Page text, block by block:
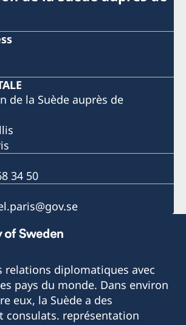
de la Suède auprès de
34 50
relations diplomatiques avec
pays du monde. Dans environ
eux, la Suède a des
consulats. représentation